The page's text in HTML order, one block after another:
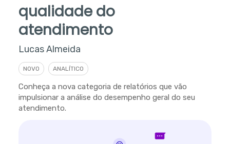
qualidade do
atendimento
Lucas Almeida
NOVO ANALÍTICO
Conheça a nova categoria de relatórios que vão
impulsionar a análise do desempenho geral do seu
atendimento.